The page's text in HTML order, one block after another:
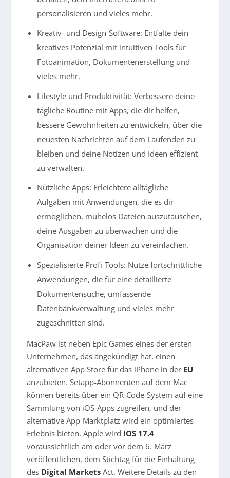
personalisieren und vieles mehr.
Kreativ- und Design-Software: Entfalte dein
kreatives Potenzial mit intuitiven Tools für
Fotoanimation, Dokumentenerstellung und
vieles mehr.
Lifestyle und Produktivität: Verbessere deine
tägliche Routine mit Apps, die dir helfen,
bessere Gewohnheiten zu entwickeln, über die
neuesten Nachrichten auf dem Laufenden zu
bleiben und deine Notizen und Ideen effizient
zu verwalten.
Nützliche Apps: Erleichtere alltägliche
Aufgaben mit Anwendungen, die es dir
ermöglichen, mühelos Dateien auszutauschen,
deine Ausgaben zu überwachen und die
Organisation deiner Ideen zu vereinfachen.
Spezialisierte Profi-Tools: Nutze fortschrittliche
Anwendungen, die für eine detaillierte
Dokumentensuche, umfassende
Datenbankverwaltung und vieles mehr
zugeschnitten sind.
MacPaw ist neben Epic Games eines der ersten
Unternehmen, das angekündigt hat, einen
alternativen App Store für das iPhone in der EU
anzubieten. Setapp-Abonnenten auf dem Mac
können bereits über ein QR-Code-System auf eine
Sammlung von iOS-Apps zugreifen, und der
alternative App-Marktplatz wird ein optimiertes
Erlebnis bieten. Apple wird iOS 17.4
voraussichtlich am oder vor dem 6. März
veröffentlichen, dem Stichtag für die Einhaltung
des Digital Markets Act. Weitere Details zu den